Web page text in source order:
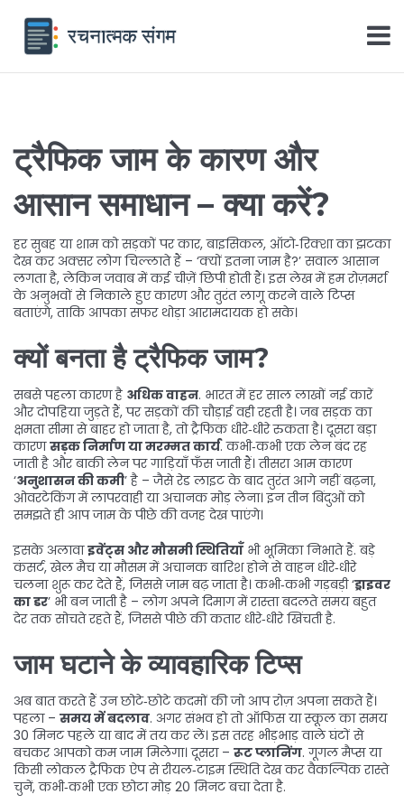
ट्रैफिक जाम के कारण और
आसान समाधान – क्या करें?
हर सुबह या शाम को सड़कों पर कार, बाइसिकल, ऑटो‑रिक्शा का झटका
देख कर अक्सर लोग चिल्लाते हैं – ‘क्यों इतना जाम है?’ सवाल आसान
लगता है, लेकिन जवाब में कई चीज़ें छिपी होती हैं। इस लेख में हम रोज़मर्रा
के अनुभवों से निकाले हुए कारण और तुरंत लागू करने वाले टिप्स
बताएंगे, ताकि आपका सफर थोड़ा आरामदायक हो सके।
क्यों बनता है ट्रैफिक जाम?
सबसे पहला कारण है अधिक वाहन. भारत में हर साल लाखों नई कारें
और दोपहिया जुड़ते हैं, पर सड़कों की चौड़ाई वही रहती है। जब सड़क का
क्षमता सीमा से बाहर हो जाता है, तो ट्रैफिक धीरे‑धीरे रुकता है। दूसरा बड़ा
कारणसड़क निर्माण या मरम्मत कार्य. कभी‑कभी एक लेन बंद रह
जाती है और बाकी लेन पर गाड़ियाँ फँस जाती हैं। तीसरा आम कारण
‘अनुशासन की कमी’ है – जैसे रेड लाइट के बाद तुरंत आगे नहीं बढ़ना,
ओवरटेकिंग में लापरवाही या अचानक मोड़ लेना। इन तीन बिंदुओं को
समझते ही आप जाम के पीछे की वजह देख पाएंगे।
इसके अलावाइवेंट्स और मौसमी स्थितियाँ भी भूमिका निभाते हैं. बड़े
कंसर्ट, खेल मैच या मौसम में अचानक बारिश होने से वाहन धीरे‑धीरे
चलना शुरू कर देते हैं, जिससे जाम बढ़ जाता है। कभी‑कभी गड़बड़ी ‘ड्राइवर
का डर’ भी बन जाती है – लोग अपने दिमाग में रास्ता बदलते समय बहुत
देर तक सोचते रहते हैं, जिससे पीछे की कतार धीरे‑धीरे खिंचती है.
जाम घटाने के व्यावहारिक टिप्स
अब बात करते हैं उन छोटे‑छोटे कदमों की जो आप रोज़ अपना सकते हैं।
पहला – समय में बदलाव. अगर संभव हो तो ऑफिस या स्कूल का समय
30 मिनट पहले या बाद में तय कर लें। इस तरह भीड़भाड़ वाले घंटों से
बचकर आपको कम जाम मिलेगा। दूसरा – रूट प्लानिंग. गूगल मैप्स या
किसी लोकल ट्रैफिक ऐप से रीयल‑टाइम स्थिति देख कर वैकल्पिक रास्ते
चुनें, कभी‑कभी एक छोटा मोड़ 20 मिनट बचा देता है.